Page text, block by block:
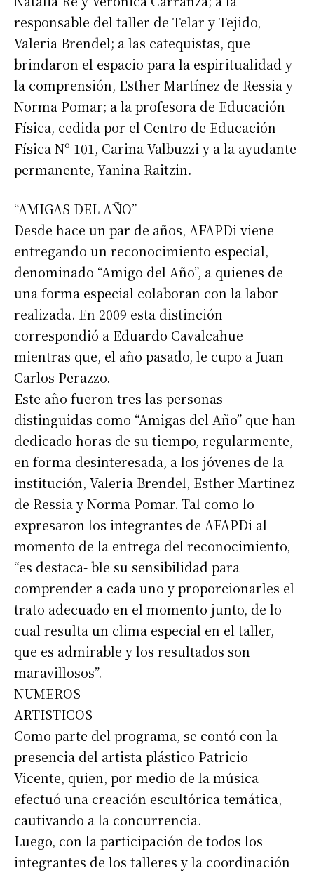
Suscribirme gratis
Dirección de correo electrónico *
responsable del taller de Telar y Tejido,
Valeria Brendel; a las catequistas, que
brindaron el espacio para la espiritualidad y
la comprensión, Esther Martínez de Ressia y
Norma Pomar; a la profesora de Educación
Física, cedida por el Centro de Educación
Física Nº 101, Carina Valbuzzi y a la ayudante
permanente, Yanina Raitzin.
“AMIGAS DEL AÑO”
Desde hace un par de años, AFAPDi viene
entregando un reconocimiento especial,
denominado “Amigo del Año”, a quienes de
una forma especial colaboran con la labor
realizada. En 2009 esta distinción
correspondió a Eduardo Cavalcahue
mientras que, el año pasado, le cupo a Juan
Carlos Perazzo.
Este año fueron tres las personas
distinguidas como “Amigas del Año” que han
dedicado horas de su tiempo, regularmente,
en forma desinteresada, a los jóvenes de la
institución, Valeria Brendel, Esther Martinez
de Ressia y Norma Pomar. Tal como lo
expresaron los integrantes de AFAPDi al
momento de la entrega del reconocimiento,
“es destaca- ble su sensibilidad para
comprender a cada uno y proporcionarles el
trato adecuado en el momento junto, de lo
cual resulta un clima especial en el taller,
que es admirable y los resultados son
maravillosos”.
NUMEROS
ARTISTICOS
Como parte del programa, se contó con la
presencia del artista plástico Patricio
Vicente, quien, por medio de la música
efectuó una creación escultórica temática,
cautivando a la concurrencia.
Luego, con la participación de todos los
integrantes de los talleres y la coordinación